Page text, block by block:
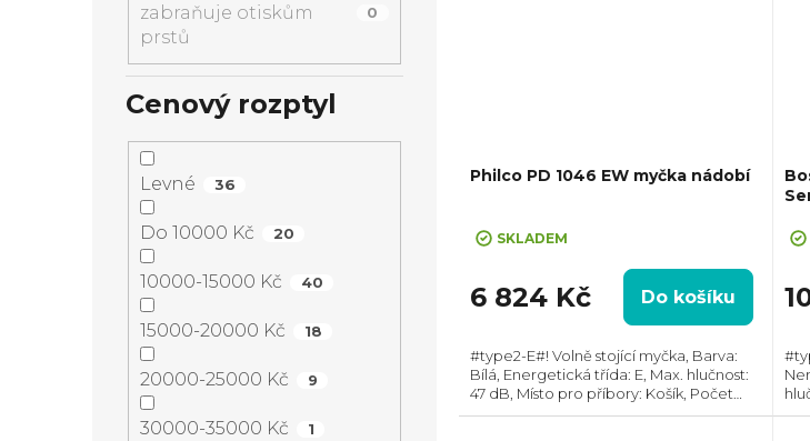
zabraňuje otiskům
prstů
0
Cenový rozptyl
Levné 36
Do 10000 Kč 20
10000-15000 Kč 40
15000-20000 Kč 18
20000-25000 Kč 9
30000-35000 Kč 1
Philco PD 1046 EW myčka nádobí
SKLADEM
6 824 Kč Do košíku
#type2-E#! Volně stojící myčka, Barva:
Bílá, Energetická třída: E, Max. hlučnost:
47 dB, Místo pro příbory: Košík, Počet
souprav nádobí: 10, Počet programů: 6,